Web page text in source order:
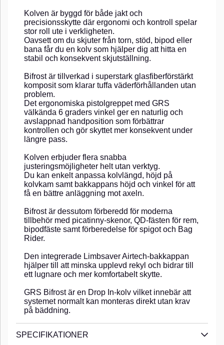
Kolven är byggd för både jakt och
precisionsskytte där ergonomi och kontroll spelar
stor roll ute i verkligheten.
Oavsett om du skjuter från torn, stöd, bipod eller
bana får du en kolv som hjälper dig att hitta en
stabil och konsekvent skjutställning.
Bifrost är tillverkad i superstark glasfiberförstärkt
komposit som klarar tuffa väderförhållanden utan
problem.
Det ergonomiska pistolgreppet med GRS
välkända 6 graders vinkel ger en naturlig och
avslappnad handposition som förbättrar
kontrollen och gör skyttet mer konsekvent under
längre pass.
Kolven erbjuder flera snabba
justeringsmöjligheter helt utan verktyg.
Du kan enkelt anpassa kolvlängd, höjd på
kolvkam samt bakkappans höjd och vinkel för att
få en bättre anläggning mot axeln.
Bifrost är dessutom förberedd för moderna
tillbehör med picatinny-skenor, QD-fästen för rem,
bipodfäste samt förberedelse för spigot och Bag
Rider.
Den integrerade Limbsaver Airtech-bakkappan
hjälper till att minska upplevd rekyl och bidrar till
ett lugnare och mer komfortabelt skytte.
GRS Bifrost är en Drop In-kolv vilket innebär att
systemet normalt kan monteras direkt utan krav
på bäddning.
SPECIFIKATIONER